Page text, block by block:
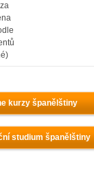
kurzy španělštiny
studium španělštiny